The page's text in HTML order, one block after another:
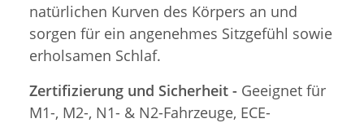
natürlichen Kurven des Körpers an und
sorgen für ein angenehmes Sitzgefühl sowie
erholsamen Schlaf.
Zertifizierung und Sicherheit - Geeignet für
M1-, M2-, N1- & N2-Fahrzeuge, ECE-